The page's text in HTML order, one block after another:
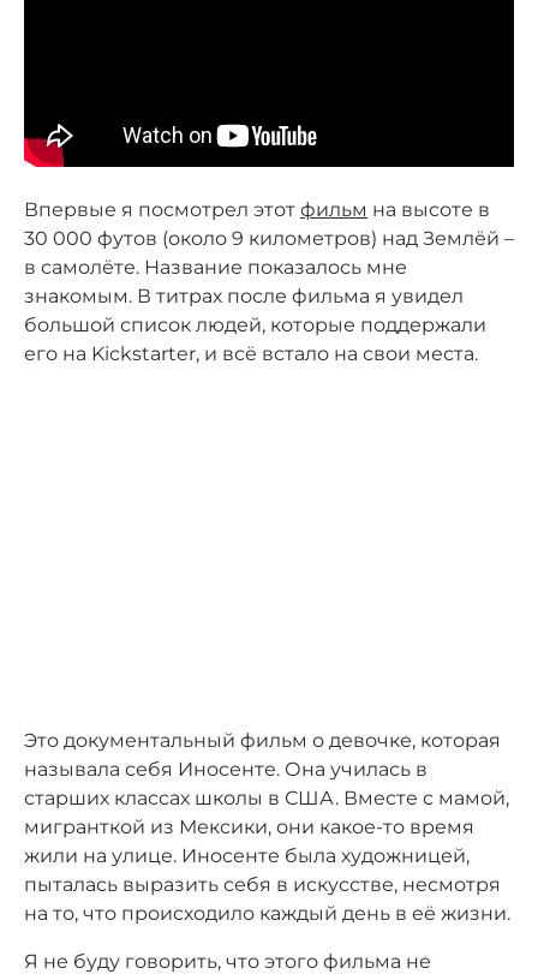
Впервые я посмотрел этот фильм на высоте в
30 000 футов (около 9 километров) над Землёй –
в самолёте. Название показалось мне
знакомым. В титрах после фильма я увидел
большой список людей, которые поддержали
его на Kickstarter, и всё встало на свои места.
Это документальный фильм о девочке, которая
называла себя Иносенте. Она училась в
старших классах школы в США. Вместе с мамой,
мигранткой из Мексики, они какое-то время
жили на улице. Иносенте была художницей,
пыталась выразить себя в искусстве, несмотря
на то, что происходило каждый день в её жизни.
Я не буду говорить, что этого фильма не